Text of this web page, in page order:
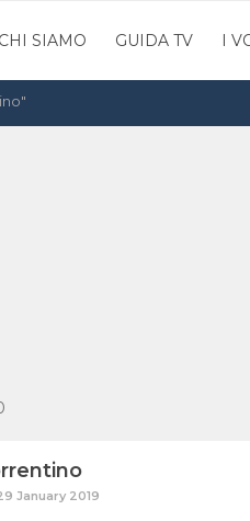
CHI SIAMO GUIDA TV I
January 2019